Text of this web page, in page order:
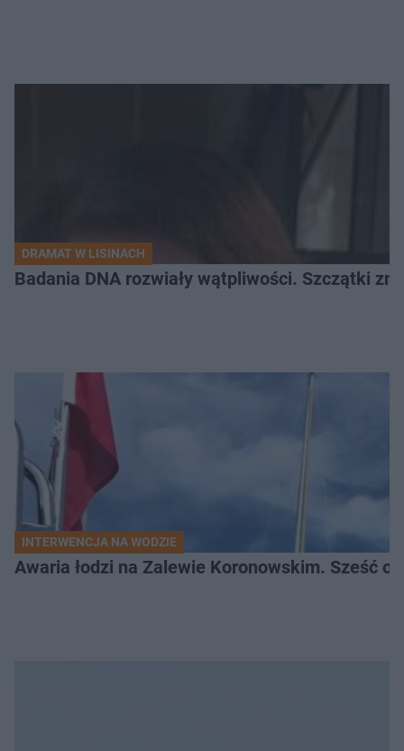
DRAMAT W LISINACH
Badania DNA rozwiały wątpliwości. Szczątki
INTERWENCJA NA WODZIE
Awaria łodzi na Zalewie Koronowskim. Sześć